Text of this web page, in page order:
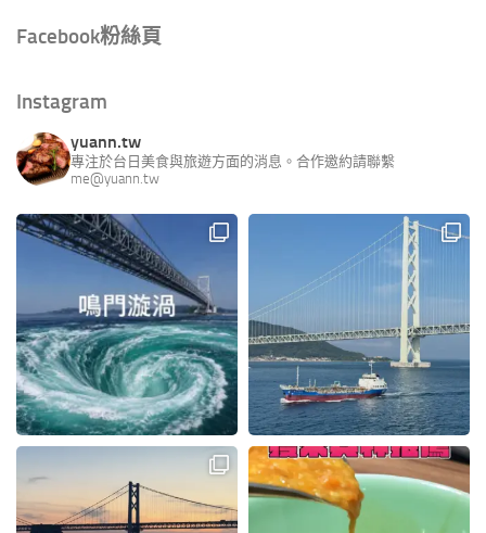
Facebook粉絲頁
Instagram
yuann.tw
專注於台日美食與旅遊方面的消息。合作邀約請聯繫
me@yuann.tw